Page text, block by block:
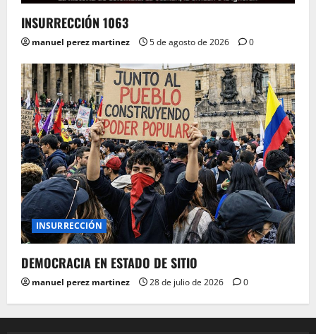
INSURRECCIÓN 1063
manuel perez martinez 5 de agosto de 2026 0
INSURRECCIÓN
DEMOCRACIA EN ESTADO DE SITIO
manuel perez martinez 28 de julio de 2026 0